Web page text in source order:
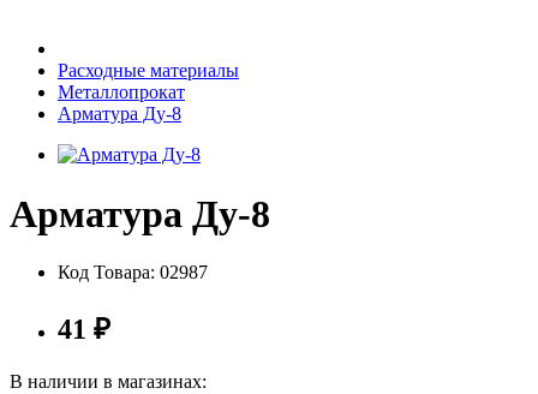
Расходные материалы
Металлопрокат
Арматура Ду-8
Арматура Ду-8
Код Товара: 02987
41 ₽
В наличии в магазинах: